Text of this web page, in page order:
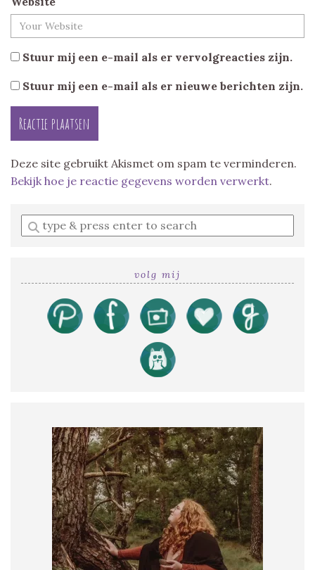
Stuur mij een e-mail als er vervolgreacties zijn.
Stuur mij een e-mail als er nieuwe berichten zijn.
Deze site gebruikt Akismet om spam te verminderen.
Bekijk hoe je reactie gegevens worden verwerkt.
Enter
a
volg mij